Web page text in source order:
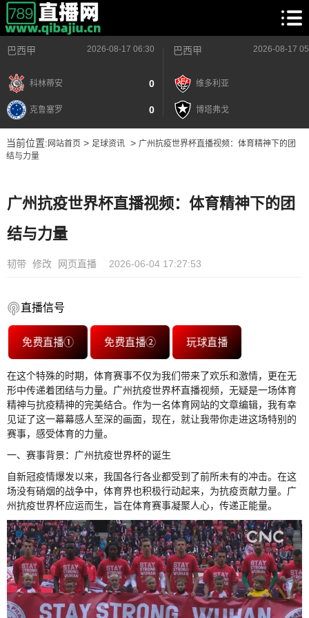
巴西甲 2026-08-17 06:30
科林蒂安 0
克鲁塞罗 0
巴西甲 2026-08-17
维多利亚
博塔弗戈
当前位置: 网站首页> 足球资讯> 广州抗疫世界杯直播视频：体育精神下的团
结与力量
广州抗疫世界杯直播视频：体育精神下的团
结与力量
韧带 修改 网页直播 2026-06-04 17:27:53
直播信号
免费直播① 免费直播② 玩球直播
在这个特殊的时期，体育赛事不仅为我们带来了欢乐和激情，更在无
形中传递着团结与力量。广州抗疫世界杯直播视频，无疑是一场体育
精神与抗疫精神的完美结合。作为一名体育网站的文章编辑，我有幸
见证了这一幕幕感人至深的画面，现在，就让我带你走进这场特别的
赛事，感受体育的力量。
一、赛事背景：广州抗疫世界杯的诞生
自新冠疫情爆发以来，我国各行各业都受到了前所未有的冲击。在这
场没有硝烟的战争中，体育界也积极行动起来，为抗疫贡献力量。广
州抗疫世界杯应运而生，旨在体育赛事凝聚人心，传递正能量。